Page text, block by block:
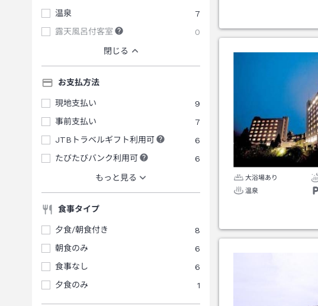
温泉
7
露天風呂付客室
0
閉じる
お支払方法
現地支払い
9
事前支払い
7
JTBトラベルギフト利用可
6
たびたびバンク利用可
6
もっと見る
食事タイプ
夕食/朝食付き
8
朝食のみ
6
食事なし
6
夕食のみ
1
大浴場あり
温泉